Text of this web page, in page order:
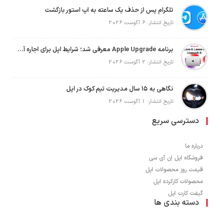
تلگرام پس از حذف یک ساعته به اپ استور بازگشت
تاریخ انتشار: 6 آگوست 2026
برنامه Apple Upgrade معرفی شد؛ شرایط اپل برای اجاره آیفون، آیپد، مک و اپل واچ
تاریخ انتشار: 2 آگوست 2026
نگاهی به ۱۵ سال مدیریت تیم کوک در اپل
تاریخ انتشار: 1 آگوست 2026
دسترسی سریع
درباره ما
فروشگاه اپل اِن آی سی
قیمت روز محصولات اپل
محصولات کارکرده اپل
گیفت کارت اپل
دسته بندی ها